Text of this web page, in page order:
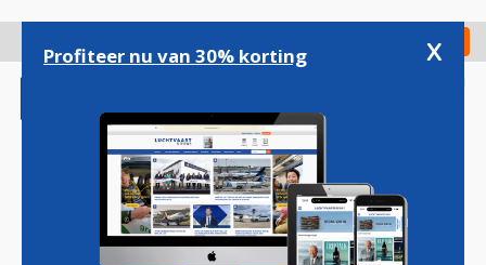
gaan
Check in
Magazine Podcasts Vacatures
Profiteer nu van 30% korting x